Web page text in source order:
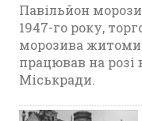
Павільйон
1947-го року,
морозива
працював на розі
Міськради.